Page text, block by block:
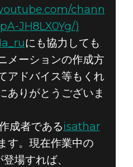
chann
JH8LX0Yg/)
にも協力しても
メーションの作成方
アドバイス等もくれ
ありがとうございま
成者であるisathar
す。現在作業中の
場すれば、